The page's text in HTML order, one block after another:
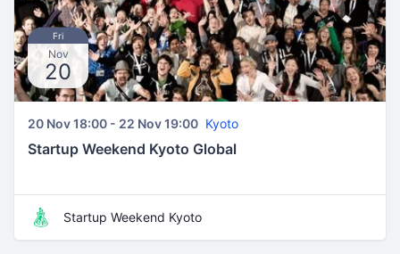
Fri
Nov
20
20 Nov 18:00 - 22 Nov 19:00 Kyoto
Startup Weekend Kyoto Global
Startup Weekend Kyoto